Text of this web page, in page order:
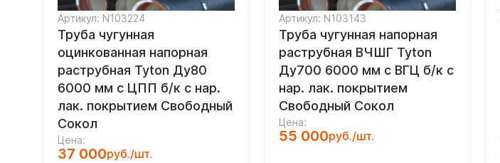
Артикул: N103224
Труба чугунная
оцинкованная напорная
раструбная Tyton Ду80
6000 мм с ЦПП б/к с нар.
лак. покрытием Свободный
Сокол
Цена:
37 000руб./шт.
Артикул: N103143
Труба чугунная напорная
раструбная ВЧШГ Tyton
Ду700 6000 мм с ВГЦ б/к с
нар. лак. покрытием
Свободный Сокол
Цена:
55 000руб./шт.